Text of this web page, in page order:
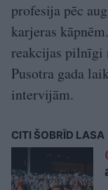
profesija pēc
karjeras
reakcijas pilnīgi
Pusotra gada
intervijām.
CITI ŠOBRĪD LASA